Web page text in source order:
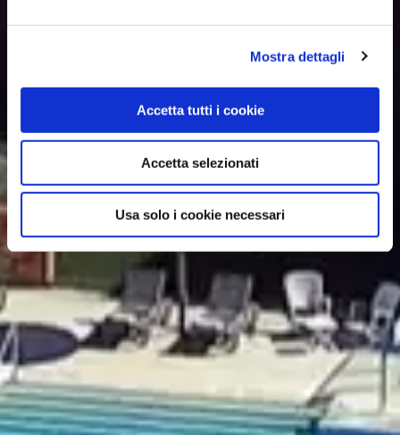
Mostra dettagli
Accetta tutti i cookie
Accetta selezionati
Usa solo i cookie necessari